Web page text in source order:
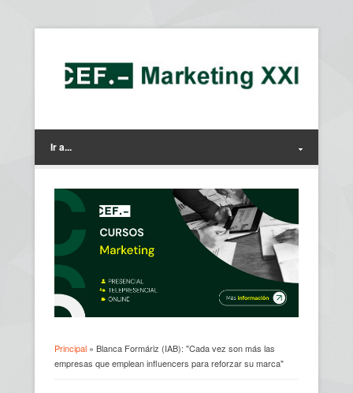
Ir a...
Principal » Blanca Formáriz (IAB): "Cada vez son más las
empresas que emplean influencers para reforzar su marca"